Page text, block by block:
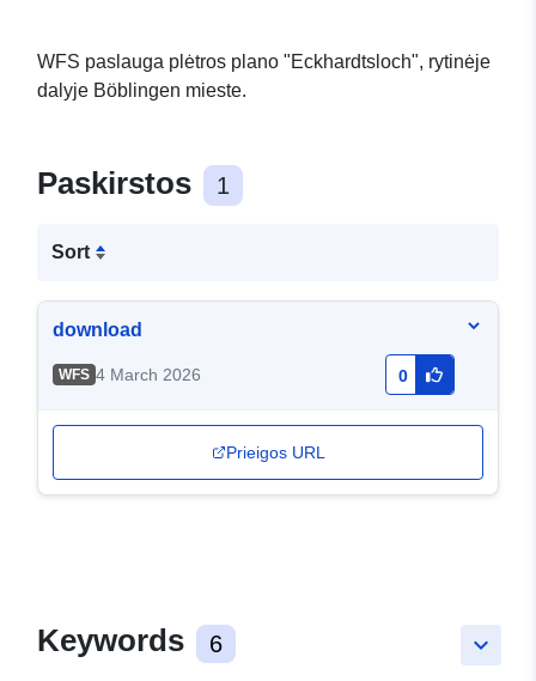
WFS paslauga plėtros plano "Eckhardtsloch", rytinėje
dalyje Böblingen mieste.
Paskirstos 1
Sort
download
WFS 4 March 2026 0
Prieigos URL
keyboard_arrow_down
Keywords 6